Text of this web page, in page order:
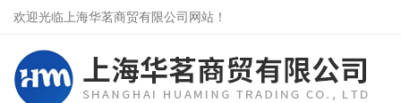
欢迎光临上海华茗商贸有限公司网站！